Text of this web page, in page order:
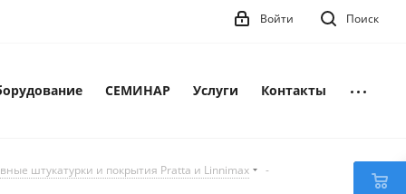
Поиск
Войти
СЕМИНАР Услуги Контакты
штукатурки и покрытия Pratta и Linnimax -